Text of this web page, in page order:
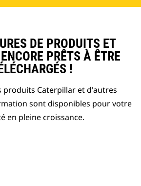
DE PRODUITS ET
PRÊTS À ÊTRE
!
produits Caterpillar et d'autres
sont disponibles pour votre
en pleine croissance.